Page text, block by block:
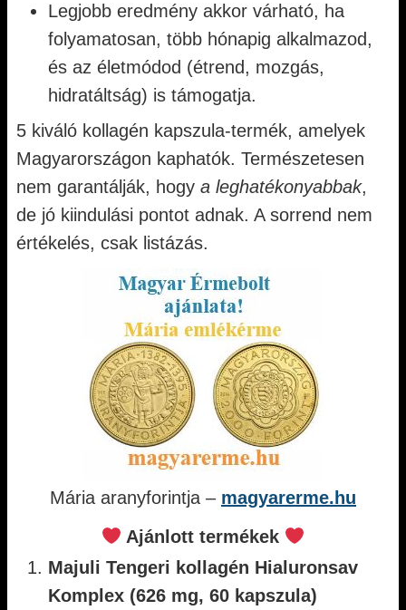
Legjobb eredmény akkor várható, ha
folyamatosan, több hónapig alkalmazod,
és az életmódod (étrend, mozgás,
hidratáltság) is támogatja.
5 kiváló kollagén kapszula-termék, amelyek
Magyarországon kaphatók. Természetesen
nem garantálják, hogy a leghatékonyabbak,
de jó kiindulási pontot adnak. A sorrend nem
értékelés, csak listázás.
Mária aranyforintja – magyarerme.hu
Ajánlott termékek
Majuli Tengeri kollagén Hialuronsav
Komplex (626 mg, 60 kapszula)